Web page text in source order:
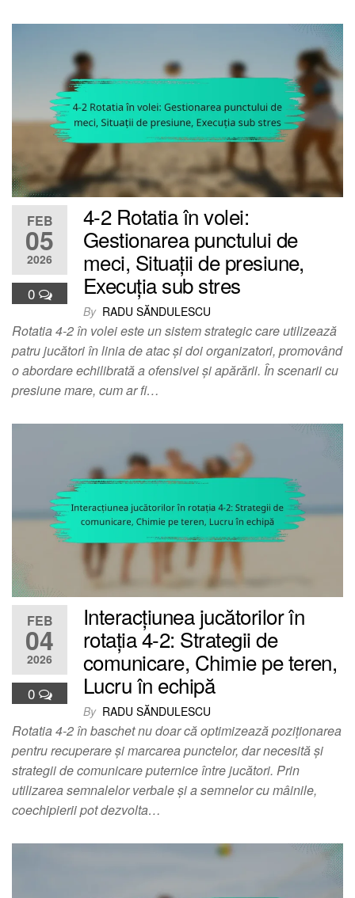
FEB
05
2026
0
4-2 Rotatia în volei:
Gestionarea punctului de
meci, Situații de presiune,
Execuția sub stres
By RADU SĂNDULESCU
Rotatia 4-2 în volei este un sistem strategic care utilizează
patru jucători în linia de atac și doi organizatori, promovând
o abordare echilibrată a ofensivei și apărării. În scenarii cu
presiune mare, cum ar fi…
FEB
04
2026
0
Interacțiunea jucătorilor în
rotația 4-2: Strategii de
comunicare, Chimie pe teren,
Lucru în echipă
By RADU SĂNDULESCU
Rotatia 4-2 în baschet nu doar că optimizează poziționarea
pentru recuperare și marcarea punctelor, dar necesită și
strategii de comunicare puternice între jucători. Prin
utilizarea semnalelor verbale și a semnelor cu mâinile,
coechipierii pot dezvolta…